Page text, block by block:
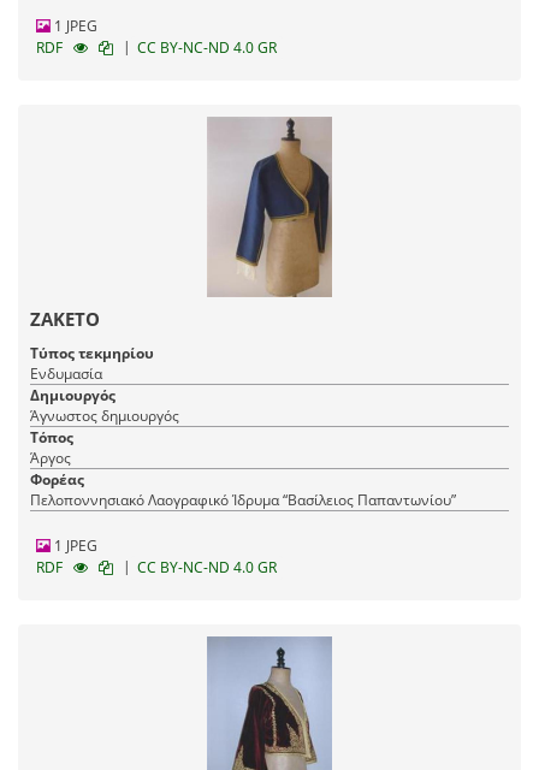
1 JPEG
RDF
| CC BY-NC-ND 4.0 GR
ΖΑΚΕΤΟ
Τύπος τεκμηρίου
Ενδυμασία
Δημιουργός
Άγνωστος δημιουργός
Τόπος
Άργος
Φορέας
Πελοποννησιακό Λαογραφικό Ίδρυμα “Βασίλειος Παπαντωνίου”
1 JPEG
RDF
| CC BY-NC-ND 4.0 GR